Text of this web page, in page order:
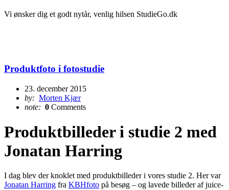
Vi ønsker dig et godt nytår, venlig hilsen StudieGo.dk
Produktfoto i fotostudie
23. december 2015
by: Morten Kjær
note: 0 Comments
Produktbilleder i studie 2 med
Jonatan Harring
I dag blev der knoklet med produktbilleder i vores studie 2. Her var
Jonatan Harring fra KBHfoto på besøg – og lavede billeder af juice-